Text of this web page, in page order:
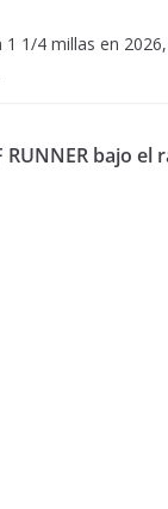
1/4 millas en
RUNNER bajo